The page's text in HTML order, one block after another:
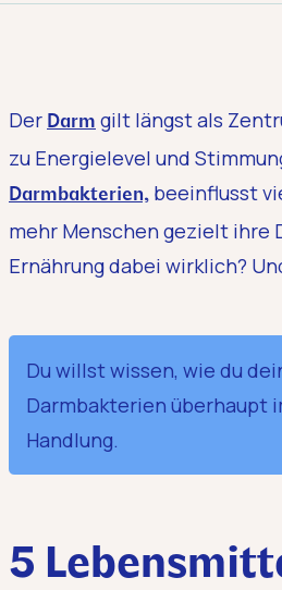
Der Darm gilt längst als
zu Energielevel und
Darmbakterien, beeinflusst
mehr Menschen gezielt ihre
Ernährung dabei wirklich?
Du willst wissen, wie du
Darmbakterien überhaupt
Handlung.
5